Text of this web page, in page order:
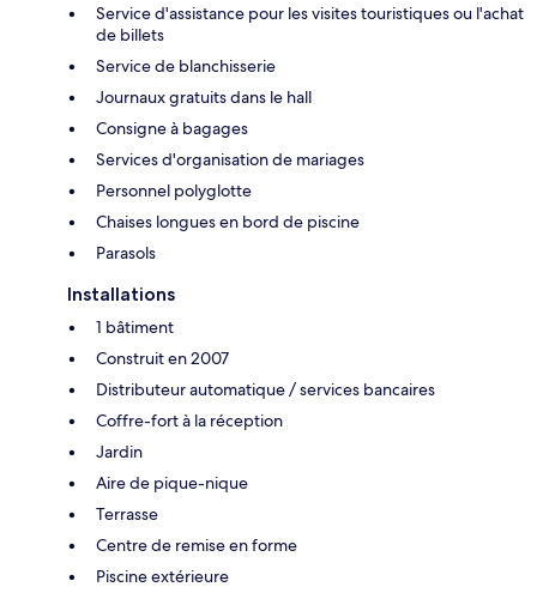
Service d'assistance pour les visites touristiques ou l'achat
de billets
Service de blanchisserie
Journaux gratuits dans le hall
Consigne à bagages
Services d'organisation de mariages
Personnel polyglotte
Chaises longues en bord de piscine
Parasols
Installations
1 bâtiment
Construit en 2007
Distributeur automatique / services bancaires
Coffre-fort à la réception
Jardin
Aire de pique-nique
Terrasse
Centre de remise en forme
Piscine extérieure